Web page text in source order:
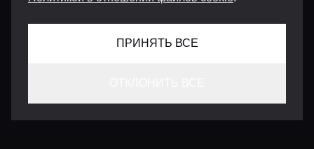
ПРИНЯТЬ ВСЕ